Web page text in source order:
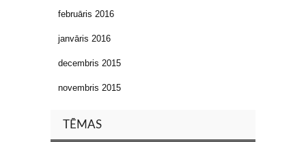
februāris 2016
janvāris 2016
decembris 2015
novembris 2015
TĒMAS